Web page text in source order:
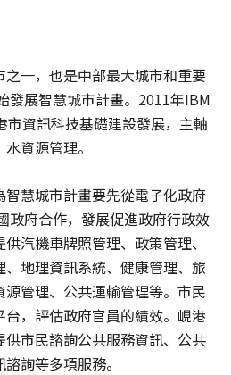
一，也是中部最大城市和重要
發展智慧城市計畫。2011年IBM
市資訊科技基礎建設發展，主軸
資源管理。
慧城市計畫要先從電子化政府
政府合作，發展促進政府行政效
汽機車牌照管理、政策管理、
地理資訊系統、健康管理、旅
管理、公共運輸管理等。市民
，評估政府官員的績效。峴港
市民諮詢公共服務資訊、公共
詢等多項服務。